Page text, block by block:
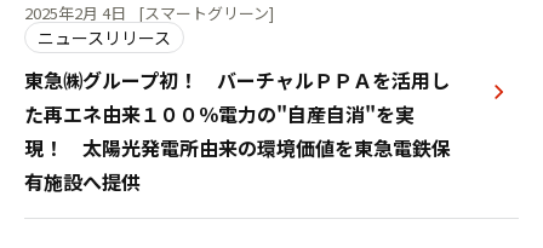
東急㈱グループ初！ バーチャルＰＰＡを活用し
た再エネ由来１００％電力の"自産自消"を実
現！ 太陽光発電所由来の環境価値を東急電鉄保
有施設へ提供
2025年2月 4日 [スマートグリーン]
ニュースリリース